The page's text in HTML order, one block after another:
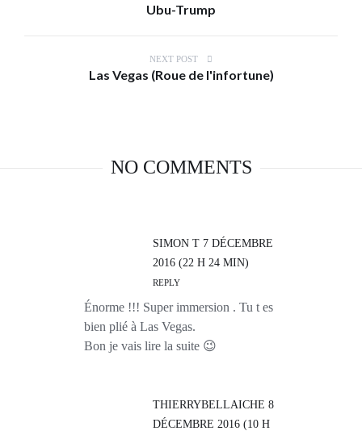
Ubu-Trump
NEXT POST
Las Vegas (Roue de l'infortune)
NO COMMENTS
SIMON T 7 DÉCEMBRE
2016 (22 H 24 MIN)
REPLY
Énorme !!! Super immersion . Tu t es
bien plié à Las Vegas.
Bon je vais lire la suite 😉
THIERRYBELLAICHE 8
DÉCEMBRE 2016 (10 H